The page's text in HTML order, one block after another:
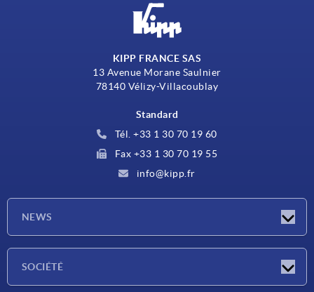
KIPP FRANCE SAS
13 Avenue Morane Saulnier
78140 Vélizy-Villacoublay
Standard
Tél. +33 1 30 70 19 60
Fax +33 1 30 70 19 55
info@kipp.fr
NEWS
SOCIÉTÉ